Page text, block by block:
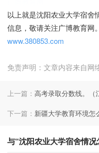
以上就是沈阳农业大学宿舍
信息，敬请关注广博教育网
www.380853.com
免责声明：文章内容来自网
上一篇： 高考录取分数线。（
下一篇： 新疆大学教育环境怎
与“沈阳农业大学宿舍情